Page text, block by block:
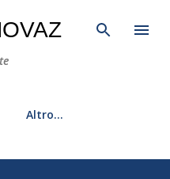
principali
Altro…